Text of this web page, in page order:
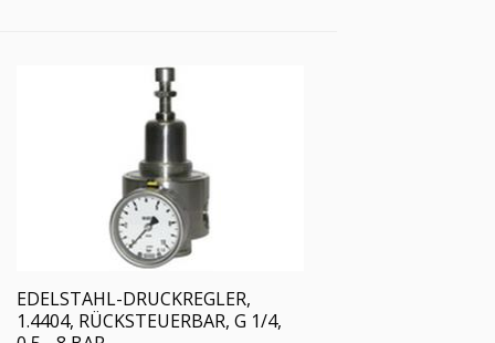
EDELSTAHL-DRUCKREGLER,
1.4404, RÜCKSTEUERBAR, G 1/4,